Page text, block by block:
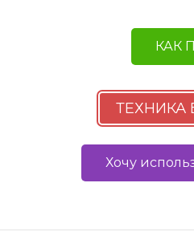
КАК
ТЕХНИКА
Хочу